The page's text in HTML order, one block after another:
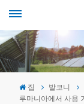
집
발코니
루마니아에서 사용